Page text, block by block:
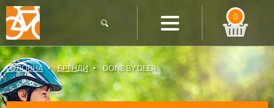
0
ГОЛОВНА БРЕНДИ DONE BY DEER